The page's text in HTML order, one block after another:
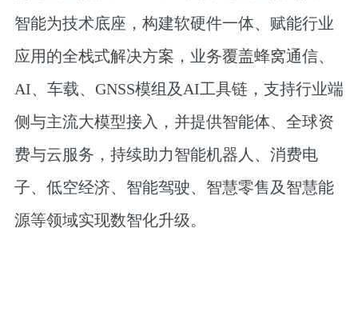
智能为技术底座，构建软硬件一体、赋能行业
应用的全栈式解决方案，业务覆盖蜂窝通信、
AI、车载、GNSS模组及AI工具链，支持行业端
侧与主流大模型接入，并提供智能体、全球资
费与云服务，持续助力智能机器人、消费电
子、低空经济、智能驾驶、智慧零售及智慧能
源等领域实现数智化升级。